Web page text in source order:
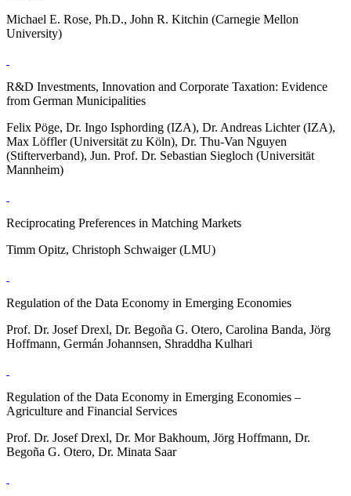
Michael E. Rose, Ph.D., John R. Kitchin (Carnegie Mellon
University)
R&D Investments, Innovation and Corporate Taxation: Evidence
from German Municipalities
Felix Pöge, Dr. Ingo Isphording (IZA), Dr. Andreas Lichter (IZA),
Max Löffler (Universität zu Köln), Dr. Thu-Van Nguyen
(Stifterverband), Jun. Prof. Dr. Sebastian Siegloch (Universität
Mannheim)
Reciprocating Preferences in Matching Markets
Timm Opitz, Christoph Schwaiger (LMU)
Regulation of the Data Economy in Emerging Economies
Prof. Dr. Josef Drexl, Dr. Begoña G. Otero, Carolina Banda, Jörg
Hoffmann, Germán Johannsen, Shraddha Kulhari
Regulation of the Data Economy in Emerging Economies –
Agriculture and Financial Services
Prof. Dr. Josef Drexl, Dr. Mor Bakhoum, Jörg Hoffmann, Dr.
Begoña G. Otero, Dr. Minata Saar